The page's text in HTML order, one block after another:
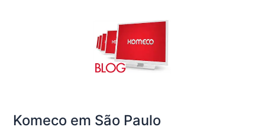
Komeco em São Paulo